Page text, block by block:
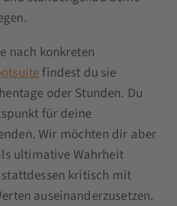
nach konkreten
findest du sie
oder Stunden. Du
für deine
Wir möchten dir aber
ultimative Wahrheit
kritisch mit
auseinanderzusetzen.